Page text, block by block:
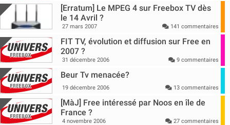
[Erratum] Le MPEG 4 sur Freebox TV dès
le 14 Avril ?
27 mars 2007 141 commentaires
FIT TV, évolution et diffusion sur Free en
2007 ?
31 décembre 2006 9 commentaires
Beur Tv menacée?
19 décembre 2006 13 commentaires
[MàJ] Free intéressé par Noos en île de
France ?
4 novembre 2006 27 commentaires